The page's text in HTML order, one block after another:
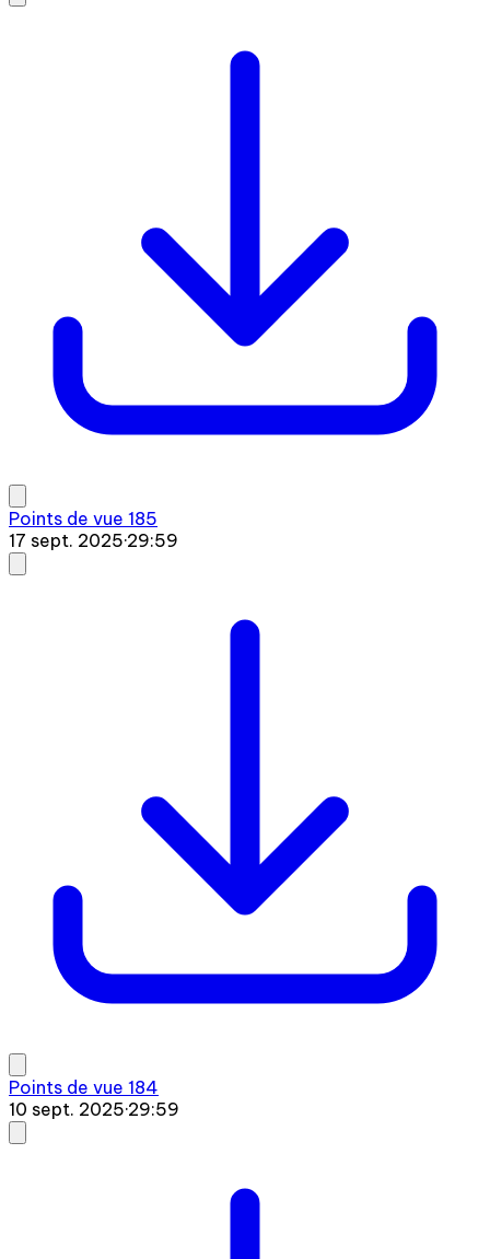
Points de vue 185
17 sept. 2025·29:59
Points de vue 184
10 sept. 2025·29:59